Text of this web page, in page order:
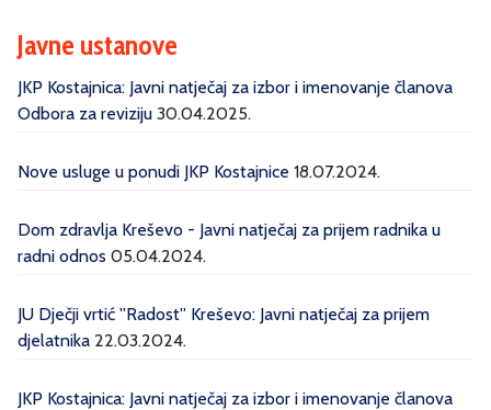
Javne ustanove
JKP Kostajnica: Javni natječaj za izbor i imenovanje članova
Odbora za reviziju 30.04.2025.
Nove usluge u ponudi JKP Kostajnice 18.07.2024.
Dom zdravlja Kreševo - Javni natječaj za prijem radnika u
radni odnos 05.04.2024.
JU Dječji vrtić ''Radost'' Kreševo: Javni natječaj za prijem
djelatnika 22.03.2024.
JKP Kostajnica: Javni natječaj za izbor i imenovanje članova